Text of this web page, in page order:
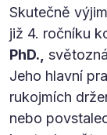
Skutečně
již 4. ročníku
PhD.,
Jeho hlavní
rukojmích
nebo